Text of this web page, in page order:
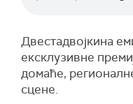
Двестадвојкина
ексклузивне
домаће,
сцене.